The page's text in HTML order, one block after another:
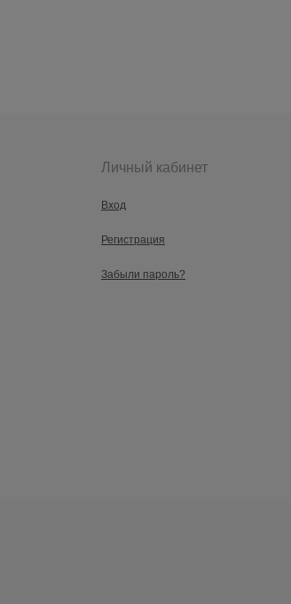
Личный кабинет
Вход
Регистрация
Забыли пароль?